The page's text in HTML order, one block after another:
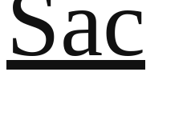
Sac